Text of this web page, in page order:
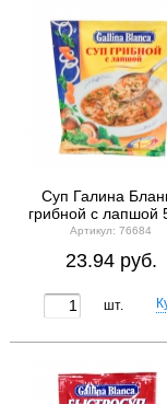
Суп Галина
грибной с лапшой
Артикул: 76684
23.94 руб.
шт.